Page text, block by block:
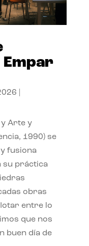
Arte y
1990) se
fusiona
su práctica
obras
entre lo
que nos
buen día de